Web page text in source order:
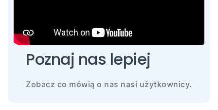
Poznaj nas lepiej
Zobacz co mówią o nas nasi użytkownicy.